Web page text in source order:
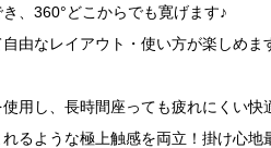
、360°どこからでも寛げます♪
由なレイアウト・使い方が楽しめま
用し、長時間座っても疲れにくい快
るような極上触感を両立！掛け心地